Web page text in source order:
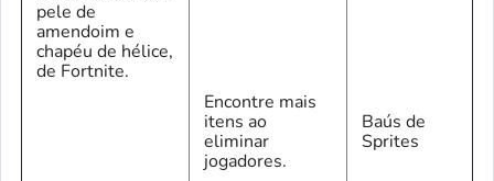
Encontre mais
itens ao
eliminar
jogadores.
Baús de
Sprites